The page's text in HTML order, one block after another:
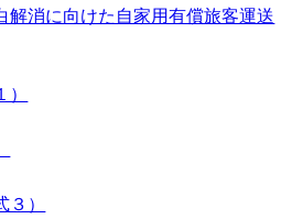
解消に向けた自家用有償旅客運送
３）